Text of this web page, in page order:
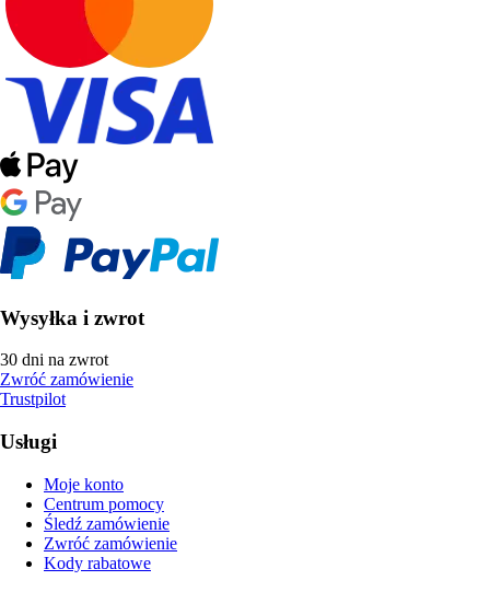
Wysyłka i zwrot
30 dni na zwrot
Zwróć zamówienie
Trustpilot
Usługi
Moje konto
Centrum pomocy
Śledź zamówienie
Zwróć zamówienie
Kody rabatowe